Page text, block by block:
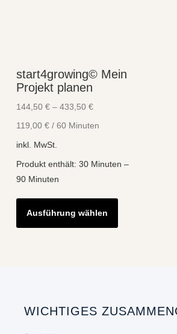
start4growing© Mein
Projekt planen
144,50 €– 433,50 €
119,00 €/ 60 Minuten
inkl. MwSt.
Produkt enthält: 30 Minuten –
90 Minuten
Ausführung wählen
Dieses
weist
Optionen
WICHTIGES